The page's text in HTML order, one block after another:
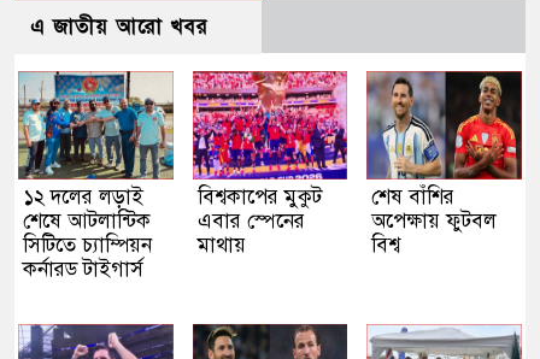
এ জাতীয় আরো খবর
১২ দলের লড়াই
শেষে আটলান্টিক
সিটিতে চ্যাম্পিয়ন
কর্নারড টাইগার্স
বিশ্বকাপের মুকুট
এবার স্পেনের
মাথায়
শেষ বাঁশির
অপেক্ষায় ফুটবল
বিশ্ব